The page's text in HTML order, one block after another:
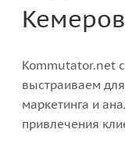
Kommutator.net
выстраиваем
маркетинга и
привлечения